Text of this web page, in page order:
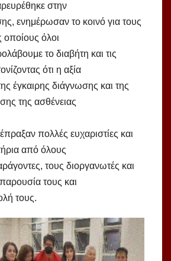
στην
ενημέρωσαν το κοινό για τους
οποίους όλοι
το διαβήτη και τις
ότι η αξία
έγκαιρης διάγνωσης και της
της ασθένειας
πολλές ευχαριστίες και
από όλους
τους διοργανωτές και
τους και
τους.